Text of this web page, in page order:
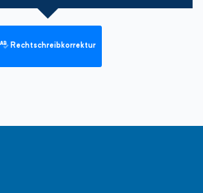
Rechtschreibkorrektur